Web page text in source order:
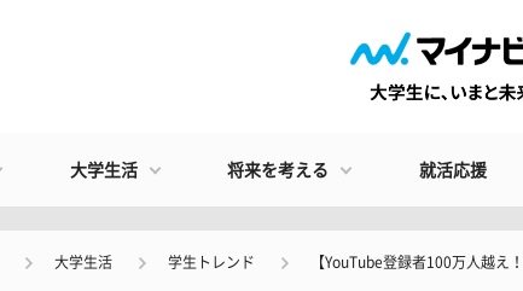
大学生活 将来を考える 就活応援
大学生活 学生トレンド 【YouTube登録者100万人越え